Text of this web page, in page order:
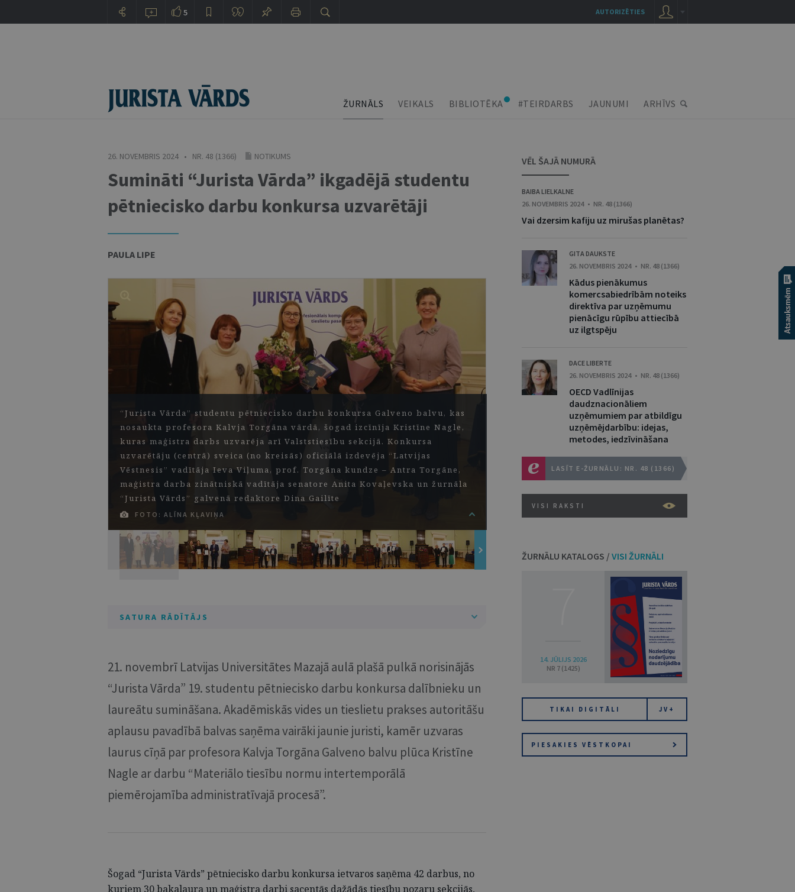
ŽURNĀLS VEIKALS BIBLIOTĒKA #TEIRDARBS JAUNUMI ARHĪVS
26. NOVEMBRIS 2024 • NR. 48 (1366) NOTIKUMS
Sumināti “Jurista Vārda” ikgadējā studentu
pētniecisko darbu konkursa uzvarētāji
PAULA LIPE
“Jurista Vārda” studentu pētniecisko darbu konkursa Galveno balvu, kas
nosaukta profesora Kalvja Torgāna vārdā, šogad izcīnīja Kristīne Nagle,
kuras maģistra darbs uzvarēja arī Valststiesību sekcijā. Konkursa
uzvarētāju (centrā) sveica (no kreisās) oficiālā izdevēja “Latvijas
Vēstnesis” vadītāja Ieva Viļuma, prof. Torgāna kundze – Antra Torgāne,
maģistra darba zinātniskā vadītāja senatore Anita Kovaļevska un žurnāla
“Jurista Vārds” galvenā redaktore Dina Gailīte
FOTO: ALĪNA KĻAVIŅA
SATURA RĀDĪTĀJS
21. novembrī Latvijas Universitātes Mazajā aulā plašā pulkā norisinājās
“Jurista Vārda” 19. studentu pētniecisko darbu konkursa dalībnieku un
laureātu sumināšana. Akadēmiskās vides un tieslietu prakses autoritāšu
aplausu pavadībā balvas saņēma vairāki jaunie juristi, kamēr uzvaras
laurus cīņā par profesora Kalvja Torgāna Galveno balvu plūca Kristīne
Nagle ar darbu “Materiālo tiesību normu intertemporālā
piemērojamība administratīvajā procesā”.
Šogad “Jurista Vārds” pētniecisko darbu konkursa ietvaros saņēma 42 darbus, no
kuriem 30 bakalaura un maģistra darbi sacentās dažādās tiesību nozaru sekcijās,
VĒL ŠAJĀ NUMURĀ
BAIBA LIELKALNE
26. NOVEMBRIS 2024 • NR. 48 (1366)
Vai dzersim kafiju uz mirušas planētas?
GITA DAUKSTE
26. NOVEMBRIS 2024 • NR. 48 (1366)
Kādus pienākumus
komercsabiedrībām noteiks
direktīva par uzņēmumu
pienācīgu rūpību attiecībā
uz ilgtspēju
DACE LIBERTE
26. NOVEMBRIS 2024 • NR. 48 (1366)
OECD Vadlīnijas
daudznacionāliem
uzņēmumiem par atbildīgu
uzņēmējdarbību: idejas,
metodes, iedzīvināšana
LASĪT E-ŽURNĀLU: NR. 48 (1366)
VISI RAKSTI
ŽURNĀLU KATALOGS / VISI ŽURNĀLI
14. JŪLIJS 2026
NR 7 (1425)
TIKAI DIGITĀLI JV+
PIESAKIES VĒSTKOPAI
5 AUTORIZĒTIES